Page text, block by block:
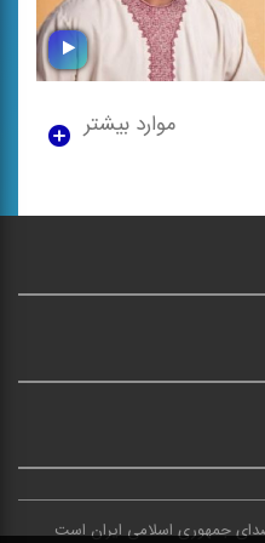
موارد بیشتر
جمهوری اسلامی ایران است